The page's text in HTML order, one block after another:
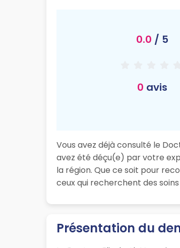
0.0 / 5
0 avis
Vous avez déjà consulté le
avez été déçu(e) par votre
la région. Que ce soit pour
ceux qui recherchent des
Présentation du